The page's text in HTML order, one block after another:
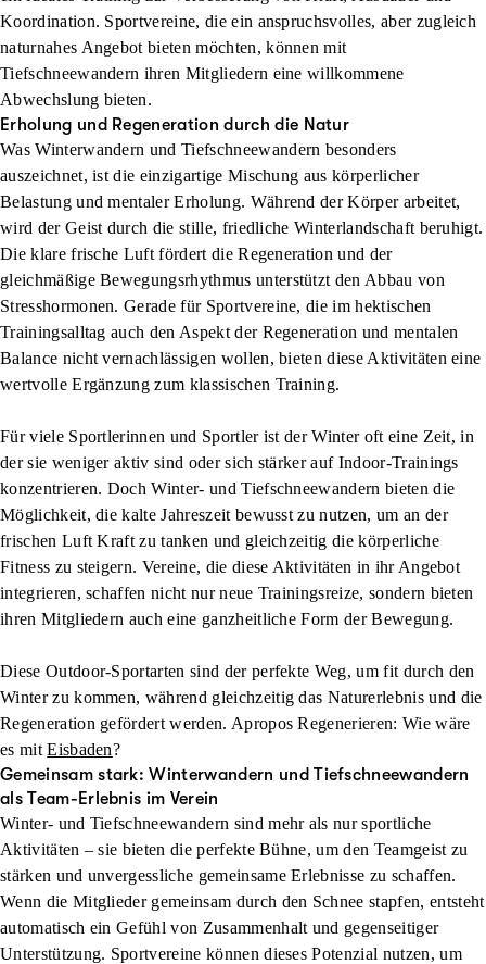
Koordination. Sportvereine, die ein anspruchsvolles, aber zugleich
naturnahes Angebot bieten möchten, können mit
Tiefschneewandern ihren Mitgliedern eine willkommene
Abwechslung bieten.
Erholung und Regeneration durch die Natur
Was Winterwandern und Tiefschneewandern besonders
auszeichnet, ist die einzigartige Mischung aus körperlicher
Belastung und mentaler Erholung. Während der Körper arbeitet,
wird der Geist durch die stille, friedliche Winterlandschaft beruhigt.
Die klare frische Luft fördert die Regeneration und der
gleichmäßige Bewegungsrhythmus unterstützt den Abbau von
Stresshormonen. Gerade für Sportvereine, die im hektischen
Trainingsalltag auch den Aspekt der Regeneration und mentalen
Balance nicht vernachlässigen wollen, bieten diese Aktivitäten eine
wertvolle Ergänzung zum klassischen Training.
Für viele Sportlerinnen und Sportler ist der Winter oft eine Zeit, in
der sie weniger aktiv sind oder sich stärker auf Indoor-Trainings
konzentrieren. Doch Winter- und Tiefschneewandern bieten die
Möglichkeit, die kalte Jahreszeit bewusst zu nutzen, um an der
frischen Luft Kraft zu tanken und gleichzeitig die körperliche
Fitness zu steigern. Vereine, die diese Aktivitäten in ihr Angebot
integrieren, schaffen nicht nur neue Trainingsreize, sondern bieten
ihren Mitgliedern auch eine ganzheitliche Form der Bewegung.
Diese Outdoor-Sportarten sind der perfekte Weg, um fit durch den
Winter zu kommen, während gleichzeitig das Naturerlebnis und die
Regeneration gefördert werden. Apropos Regenerieren: Wie wäre
es mitEisbaden?
Gemeinsam stark: Winterwandern und Tiefschneewandern
als Team-Erlebnis im Verein
Winter- und Tiefschneewandern sind mehr als nur sportliche
Aktivitäten – sie bieten die perfekte Bühne, um den Teamgeist zu
stärken und unvergessliche gemeinsame Erlebnisse zu schaffen.
Wenn die Mitglieder gemeinsam durch den Schnee stapfen, entsteht
automatisch ein Gefühl von Zusammenhalt und gegenseitiger
Unterstützung. Sportvereine können dieses Potenzial nutzen, um